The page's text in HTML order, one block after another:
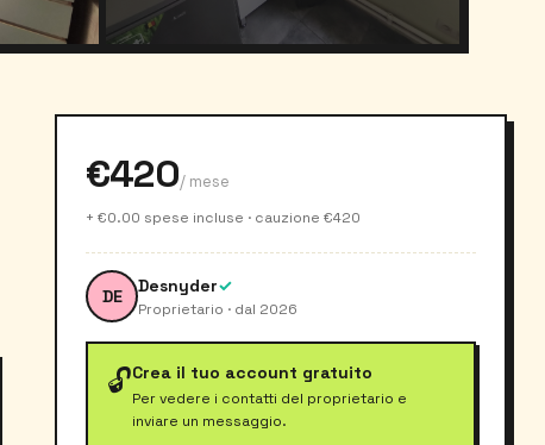
€420/ mese
+ €0.00 spese incluse · cauzione €420
DE
Desnyder✓
Proprietario · dal 2026
🔓Crea il tuo account gratuito
Per vedere i contatti del proprietario e
inviare un messaggio.